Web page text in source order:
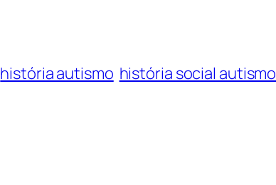
história autismo história social autismo